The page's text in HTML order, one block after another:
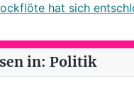
hat sich
in: Politik